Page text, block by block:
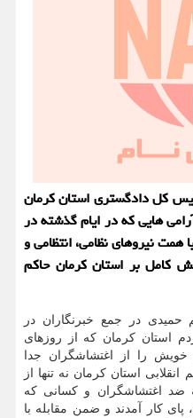
کل دادگستری استان کرمان
هایی که در ایام گذشته در
همت نیروهای نظامی، انتظامی و
کامل بر استان کرمان حاکم
حمیدی در جمع خبرنگاران در
استان کرمان که از روزهای
را از اغتشاشگران جدا
استان کرمان نه تنها از
ضد اغتشاشگران و کسانی که
کار آمدند و ضمن مقابله با